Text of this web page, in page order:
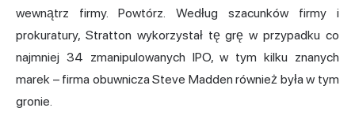
wewnątrz firmy. Powtórz. Według szacunków firmy i
prokuratury, Stratton wykorzystał tę grę w przypadku co
najmniej 34 zmanipulowanych IPO, w tym kilku znanych
marek – firma obuwnicza Steve Madden również była w tym
gronie.